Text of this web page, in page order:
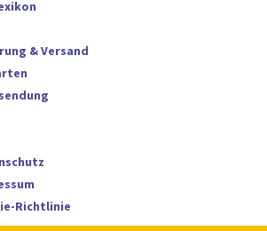
& Versand
Richtlinie